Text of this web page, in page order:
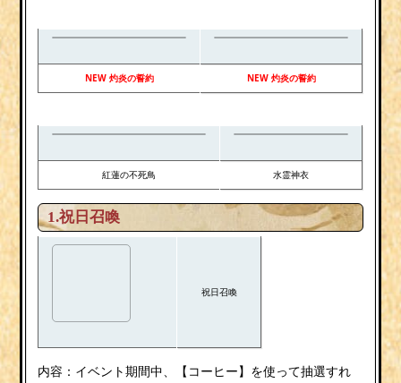
NEW 灼炎の誓約 NEW 灼炎の誓約
紅蓮の不死鳥 水霊神衣
1.祝日召喚
祝日召喚
内容：イベント期間中、【コーヒー】を使って抽選すれ